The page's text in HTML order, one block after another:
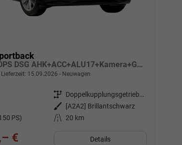
Facelift 150PS DSG AHK+ACC+ALU17+Kamera+GV3+Sitzheizung
15.09.2026 Neuwagen
Getriebe
Doppelkupplungsgetriebe (DSG)
Außenfarbe
[A2A2] Brillantschwarz
PS) Kilometerstand 20 km
€ Details